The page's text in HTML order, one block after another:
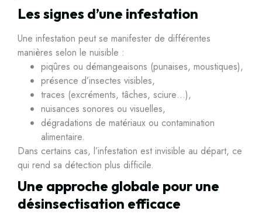
Les signes d’une infestation
Une infestation peut se manifester de différentes
manières selon le nuisible :
piqûres ou démangeaisons (punaises, moustiques),
présence d’insectes visibles,
traces (excréments, tâches, sciure…),
nuisances sonores ou visuelles,
dégradations de matériaux ou contamination
alimentaire.
Dans certains cas, l’infestation est invisible au départ, ce
qui rend sa détection plus difficile.
Une approche globale pour une
désinsectisation efficace